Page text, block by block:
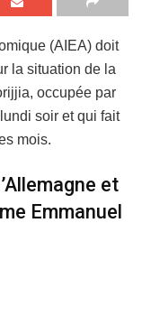
(AIEA) doit
la situation de la
occupée par
soir et qui fait
mois.
et
Emmanuel